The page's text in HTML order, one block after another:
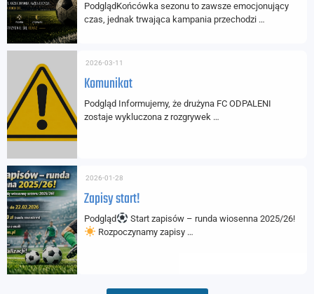
PodglądKońcówka sezonu to zawsze emocjonujący
czas, jednak trwająca kampania przechodzi …
Komunikat
2026-03-11
Podgląd Informujemy, że drużyna FC ODPALENI
zostaje wykluczona z rozgrywek …
Zapisy start!
2026-01-28
Podgląd
Start zapisów – runda wiosenna 2025/26!
Rozpoczynamy zapisy …